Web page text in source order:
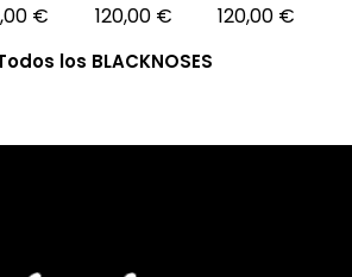
€
120,00 €
120,00 €
los BLACKNOSES